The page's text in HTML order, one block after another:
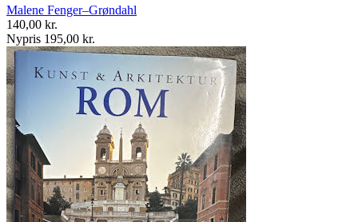
Malene Fenger–Grøndahl
140,00 kr.
Nypris 195,00 kr.